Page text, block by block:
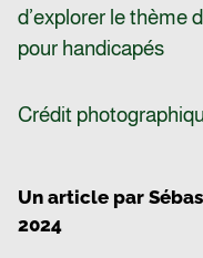
d’explorer le thème
pour handicapés
Crédit
Un article par
2024